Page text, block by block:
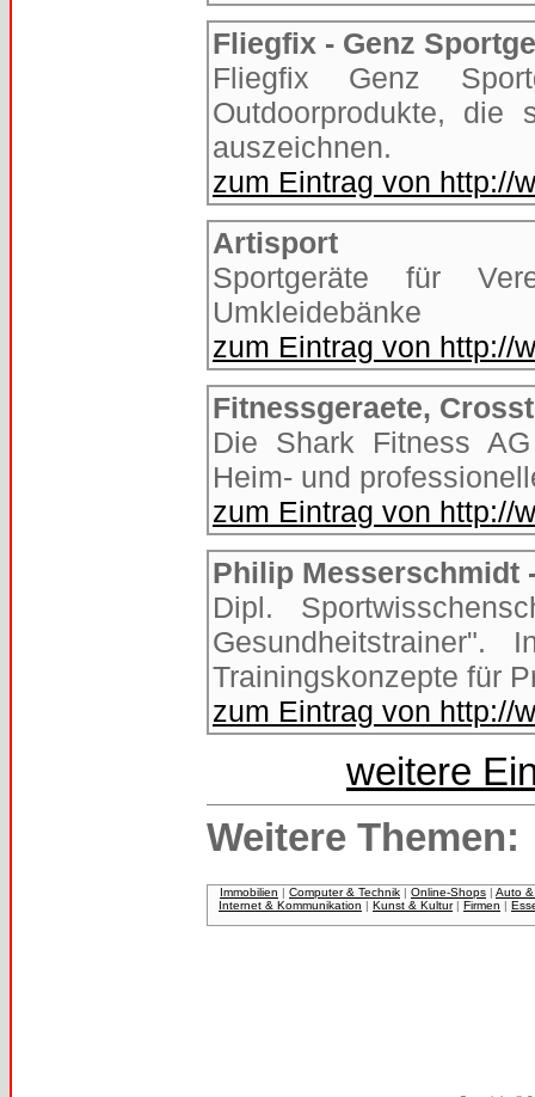
Fliegfix - Genz
Fliegfix Genz
Outdoorprodukte,
auszeichnen.
zum Eintrag von http://
Artisport
Sportgeräte für
Umkleidebänke
zum Eintrag von http://
Fitnessgeraete,
Die Shark Fitness
Heim- und
zum Eintrag von http://
Philip Messerschmidt
Dipl.
Gesundheitstrainer".
Trainingskonzepte für
zum Eintrag von http://
weitere
Weitere Themen:
Immobilien | Computer & Technik | Online-Shops | Auto &
Internet & Kommunikation | Kunst & Kultur| Firmen |